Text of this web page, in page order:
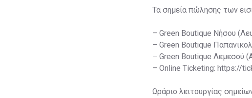
Τα σημεία πώλησης των
– Green Boutique Νήσου
– Green Boutique
– Green Boutique Λεμεσού
– Online Ticketing: https://
Ωράριο λειτουργίας